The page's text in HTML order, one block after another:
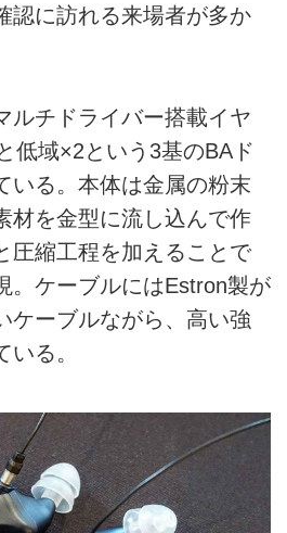
認に訪れる来場者が多か
チドライバー搭載イヤ
低域×2という3基のBAド
いる。本体は金属の粉末
材を金型に流し込んで作
圧縮工程を加えることで
。ケーブルにはEstron製が
ケーブルながら、高い強
る。